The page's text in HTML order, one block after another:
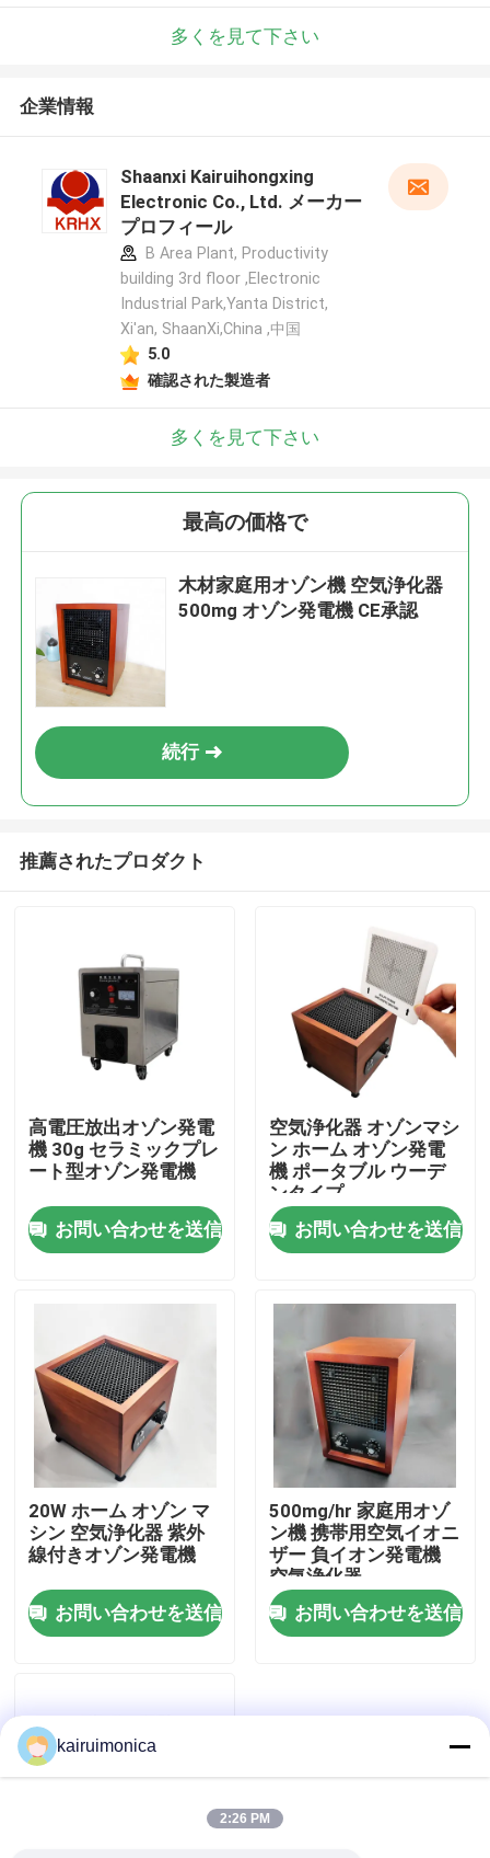
家へ
ビデオ
VRショー
私達について
工場旅行
品質管理
ニュース
多くを見て下さい
企業情報
Shaanxi Kairuihongxing
Electronic Co., Ltd. メーカー
プロフィール
B Area Plant, Productivity
building 3rd floor ,Electronic
Industrial Park,Yanta District,
Xi'an, ShaanXi,China ,中国
5.0
確認された製造者
多くを見て下さい
最高の価格で
木材家庭用オゾン機 空気浄化器
500mg オゾン発電機 CE承認
続行
推薦されたプロダクト
高電圧放出オゾン発電
機 30g セラミックプレ
ート型オゾン発電機
お問い合わせを送信
空気浄化器 オゾンマシ
ン ホーム オゾン発電
機 ポータブル ウーデ
ンタイプ
お問い合わせを送信
20W ホーム オゾン マ
シン 空気浄化器 紫外
線付きオゾン発電機
お問い合わせを送信
500mg/hr 家庭用オゾ
ン機 携帯用空気イオニ
ザー 負イオン発電機
空気浄化器
お問い合わせを送信
kairuimonica
2:26 PM